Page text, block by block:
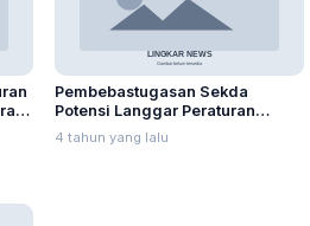
Pembebastugasan Sekda
Potensi Langgar Peraturan
Disiplin PNS
4 tahun yang lalu